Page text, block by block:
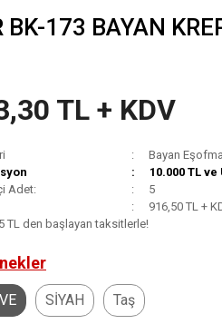
BK-173 BAYAN
TL + KDV
Bayan
10.000 TL
Adet:
5
916,50 TL +
TL den başlayan taksitlerle!
SİYAH Taş